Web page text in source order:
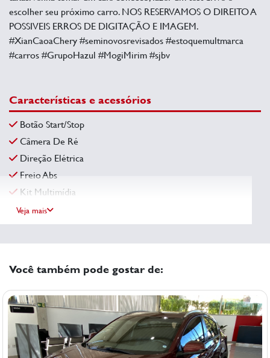
escolher seu próximo carro. NOS RESERVAMOS O DIREITO A
POSSIVEIS ERROS DE DIGITAÇÃO E IMAGEM.
#XianCaoaChery #seminovosrevisados #estoquemultmarca
#carros #GrupoHazul #MogiMirim #sjbv
Características e acessórios
Botão Start/Stop
Câmera De Ré
Direção Elétrica
Freio Abs
Kit Multimídia
Veja mais
Você também pode gostar de: